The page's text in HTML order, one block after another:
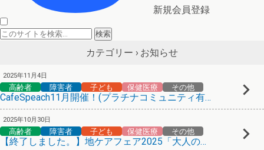
新規会員登録
カテゴリー › お知らせ
2025年11月4日
高齢者 障害者 子ども 保健医療 その他
CafeSpeach11月開催！(プラチナコミュニティ有馬)
2025年10月30日
高齢者 障害者 子ども 保健医療 その他
【終了しました。】地ケアフェア2025「大人の遊び場 学び場」